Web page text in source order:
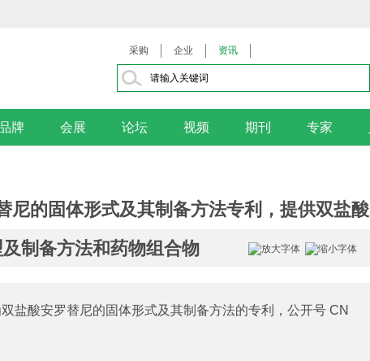
采购 企业 资讯
牌 会展 论坛 视频 期刊 专家
尼的固体形式及其制备方法专利，提供双盐酸
制备方法和药物组合物
酸安罗替尼的固体形式及其制备方法的专利，公开号 CN